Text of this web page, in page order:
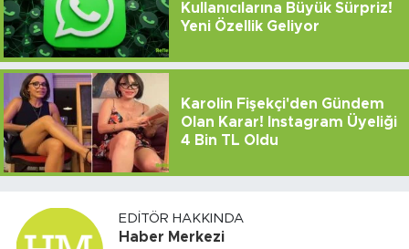
Kullanıcılarına Büyük Sürpriz!
Yeni Özellik Geliyor
Karolin Fişekçi'den Gündem
Olan Karar! Instagram Üyeliği
4 Bin TL Oldu
EDITÖR HAKKINDA
Haber Merkezi